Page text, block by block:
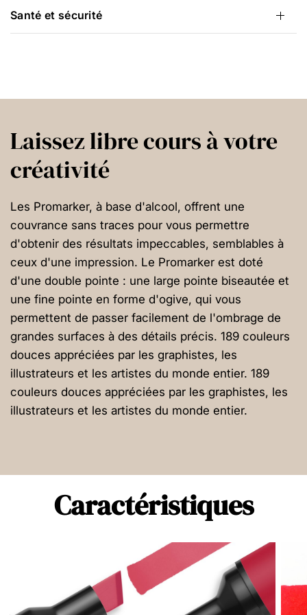
Santé et sécurité
Laissez libre cours à votre
créativité
Les Promarker, à base d'alcool, offrent une
couvrance sans traces pour vous permettre
d'obtenir des résultats impeccables, semblables à
ceux d'une impression. Le Promarker est doté
d'une double pointe : une large pointe biseautée et
une fine pointe en forme d'ogive, qui vous
permettent de passer facilement de l'ombrage de
grandes surfaces à des détails précis. 189 couleurs
douces appréciées par les graphistes, les
illustrateurs et les artistes du monde entier. 189
couleurs douces appréciées par les graphistes, les
illustrateurs et les artistes du monde entier.
Caractéristiques